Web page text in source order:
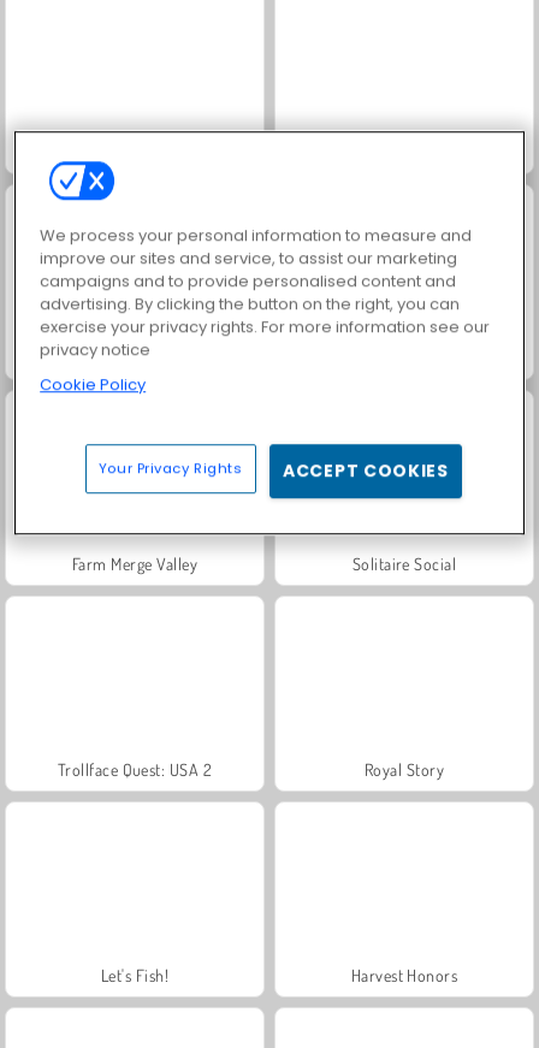
Juice Merge
Farm Merge Valley Solitaire Social
Trollface Quest: USA 2 Royal Story
Let's Fish! Harvest Honors
We process your personal information to measure and
improve our sites and service, to assist our marketing
campaigns and to provide personalised content and
advertising. By clicking the button on the right, you can
exercise your privacy rights. For more information see our
privacy notice
Cookie Policy
Your Privacy Rights ACCEPT COOKIES